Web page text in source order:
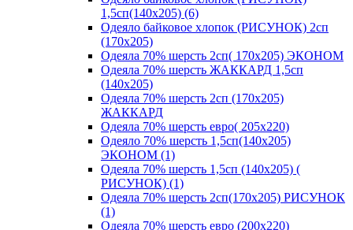
1,5сп(140х205) (6)
Одеяло байковое хлопок (РИСУНОК) 2сп
(170х205)
Одеяла 70% шерсть 2сп( 170х205) ЭКОНОМ
Одеяла 70% шерсть ЖАККАРД 1,5сп
(140х205)
Одеяла 70% шерсть 2сп (170х205)
ЖАККАРД
Одеяла 70% шерсть евро( 205х220)
Одеяло 70% шерсть 1,5сп(140х205)
ЭКОНОМ (1)
Одеяла 70% шерсть 1,5сп (140х205) (
РИСУНОК) (1)
Одеяла 70% шерсть 2сп(170х205) РИСУНОК
(1)
Одеяла 70% шерсть евро (200х220)